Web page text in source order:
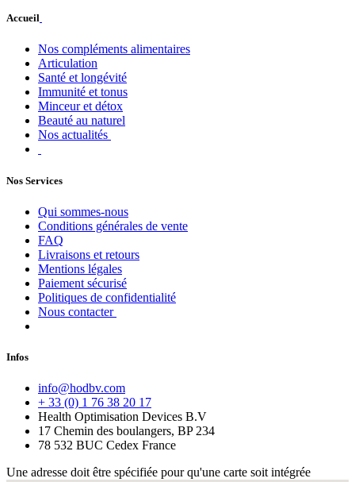
Accueil
Nos compléments alimentaires
Articulation
Santé et longévité
Immunité et tonus
Minceur et détox
Beauté au naturel
Nos actualités
Nos Services
Qui sommes-nous
Conditions générales de vente
FAQ
Livraisons et retours
Mentions légales
Paiement sécurisé
Politiques de confidentialité
Nous contacter
Infos
info@hodbv.com
+ 33 (0) 1 76 38 20 17
Health Optimisation Devices B.V
17 Chemin des boulangers, BP 234
78 532 BUC Cedex France
Une adresse doit être spécifiée pour qu'une carte soit intégrée